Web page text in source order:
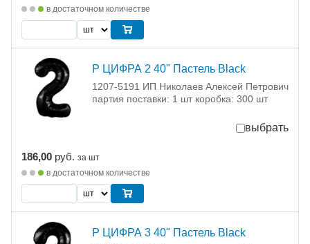
в достаточном количестве
Р ЦИФРА 2 40" Пастель Black
1207-5191 ИП Николаев Алексей Петрович
партия поставки: 1 шт коробка: 300 шт
выбрать
186,00 руб. за шт
в достаточном количестве
Р ЦИФРА 3 40" Пастель Black